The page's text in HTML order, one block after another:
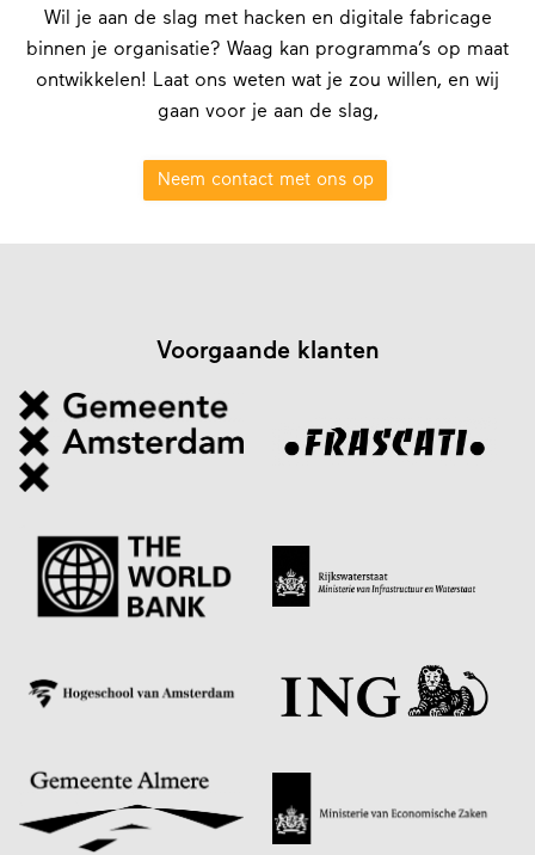
Wil je aan de slag met hacken en digitale fabricage
binnen je organisatie? Waag kan programma’s op maat
ontwikkelen! Laat ons weten wat je zou willen, en wij
gaan voor je aan de slag,
Neem contact met ons op
Voorgaande klanten